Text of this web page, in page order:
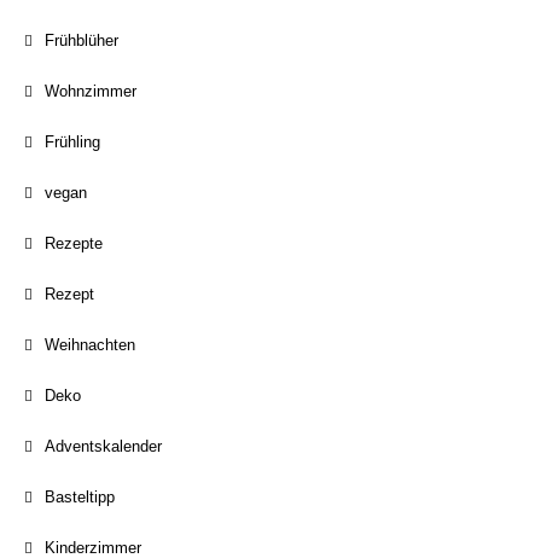
Frühblüher
Wohnzimmer
Frühling
vegan
Rezepte
Rezept
Weihnachten
Deko
Adventskalender
Basteltipp
Kinderzimmer